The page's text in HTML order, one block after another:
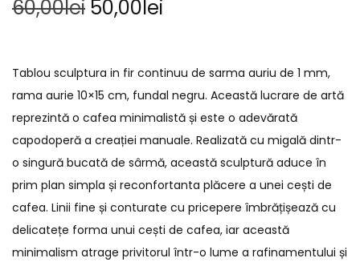
60,00lei 50,00lei
Tablou sculptura in fir continuu de sarma auriu de 1 mm,
rama aurie 10×15 cm, fundal negru. Această lucrare de artă
reprezintă o cafea minimalistă și este o adevărată
capodoperă a creației manuale. Realizată cu migală dintr-
o singură bucată de sârmă, această sculptură aduce în
prim plan simpla și reconfortanta plăcere a unei cești de
cafea. Linii fine și conturate cu pricepere îmbrățișează cu
delicatețe forma unui cești de cafea, iar această
minimalism atrage privitorul într-o lume a rafinamentului și